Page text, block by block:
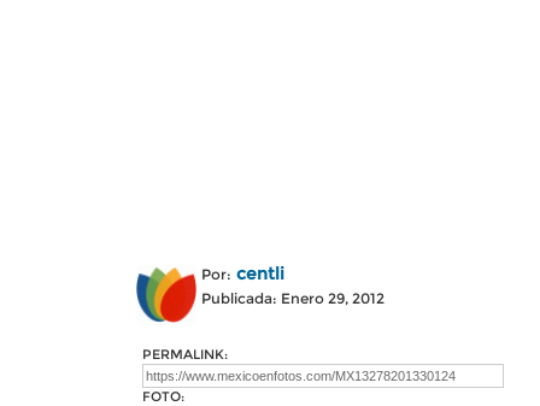
Por: centli
Publicada: Enero 29, 2012
PERMALINK:
FOTO: